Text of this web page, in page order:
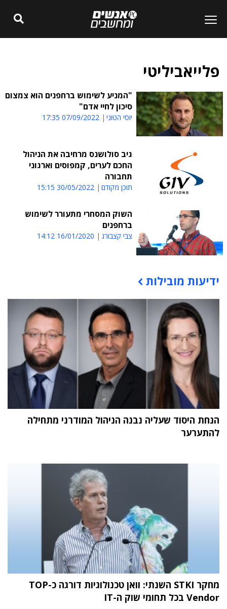
פלייאביליטי
"המניע לשימוש ברחפנים הוא צמצום
סיכון לחיי אדם"
יוסי הטוני 07/09/2022 17:35
גיב סולושנס מרחיבה את הניהול
החכם לערים, קמפוסים וארגוני
תחבורה
תוכן מקודם 30/05/2022 15:15
השוק המסחרי מתעורר לשימוש
ברחפנים
צבי קצבורג 16/01/2020 14:12
תוכן פרסומי
ידיעות מובילות
הנחת היסוד שעליה נבנה הניהול המודרני מתחילה
להתערער
מחקר STKI השנתי: וואן טכנולוגיות דורגה כ-TOP
Vendor בכל תחומי שוק ה-IT